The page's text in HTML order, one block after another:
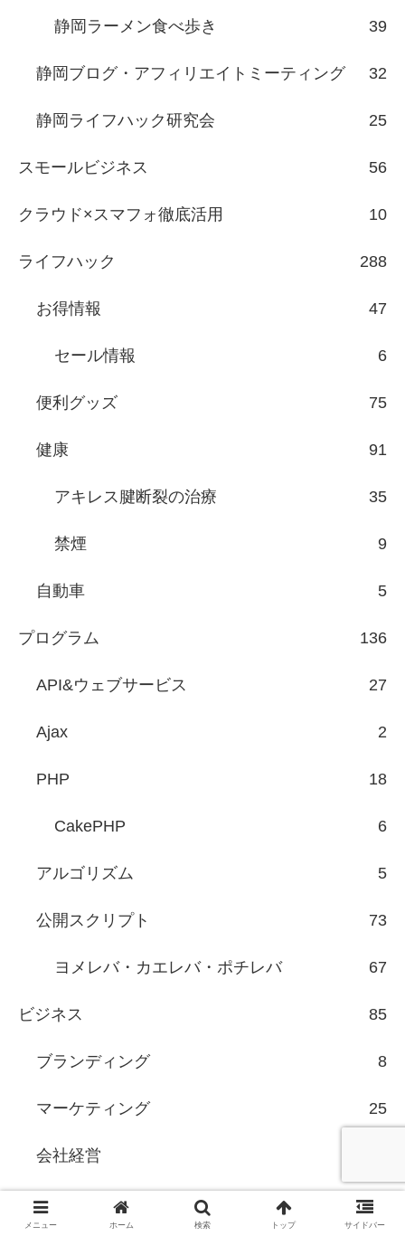
静岡ラーメン食べ歩き 39
静岡ブログ・アフィリエイトミーティング 32
静岡ライフハック研究会 25
スモールビジネス 56
クラウド×スマフォ徹底活用 10
ライフハック 288
お得情報 47
セール情報 6
便利グッズ 75
健康 91
アキレス腱断裂の治療 35
禁煙 9
自動車 5
プログラム 136
API&ウェブサービス 27
Ajax 2
PHP 18
CakePHP 6
アルゴリズム 5
公開スクリプト 73
ヨメレバ・カエレバ・ポチレバ 67
ビジネス 85
ブランディング 8
マーケティング 25
会社経営
手帳術 20
メニュー ホーム 検索 トップ サイドバー